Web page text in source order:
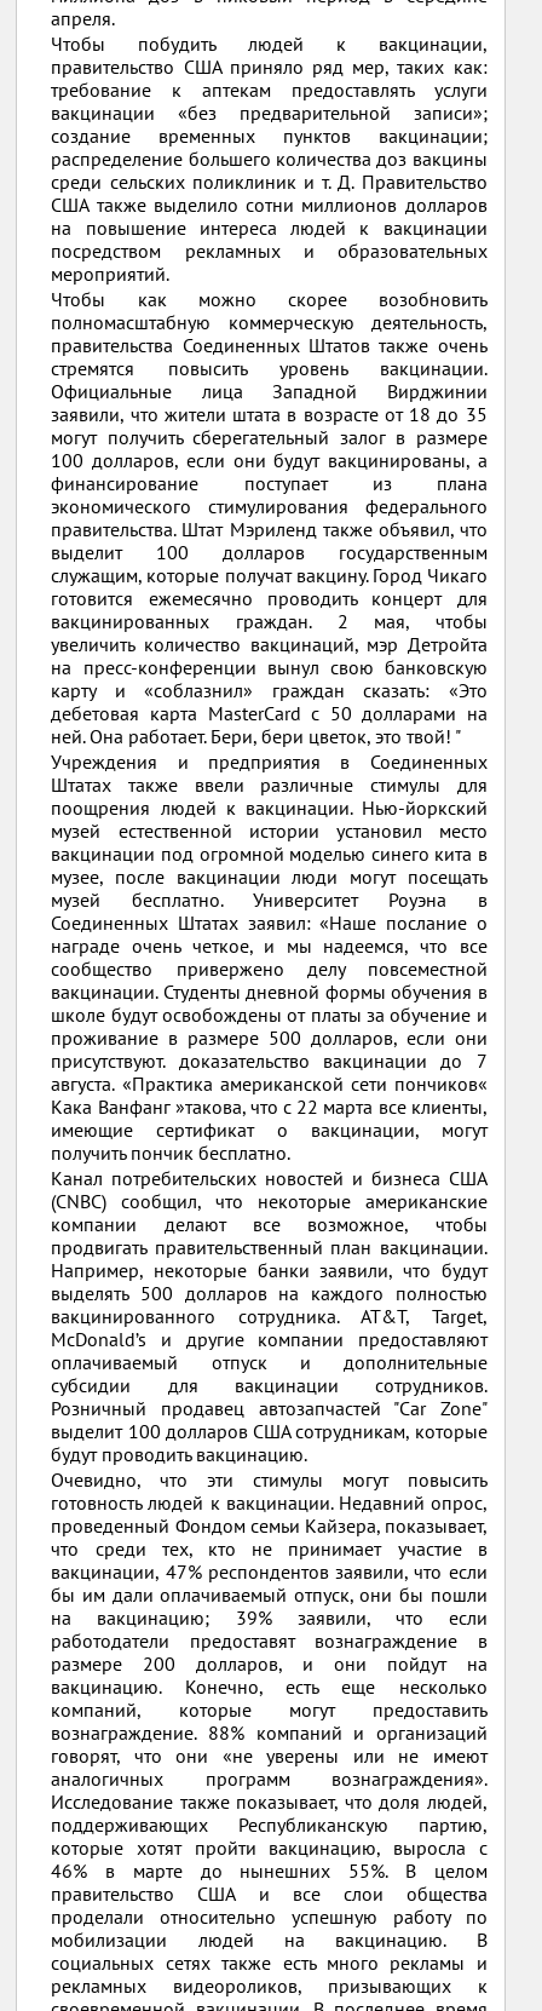
апреля.
Чтобы побудить людей к вакцинации,
правительство США приняло ряд мер, таких как:
требование к аптекам предоставлять услуги
вакцинации «без предварительной записи»;
создание временных пунктов вакцинации;
распределение большего количества доз вакцины
среди сельских поликлиник и т. Д. Правительство
США также выделило сотни миллионов долларов
на повышение интереса людей к вакцинации
посредством рекламных и образовательных
мероприятий.
Чтобы как можно скорее возобновить
полномасштабную коммерческую деятельность,
правительства Соединенных Штатов также очень
стремятся повысить уровень вакцинации.
Официальные лица Западной Вирджинии
заявили, что жители штата в возрасте от 18 до 35
могут получить сберегательный залог в размере
100 долларов, если они будут вакцинированы, а
финансирование поступает из плана
экономического стимулирования федерального
правительства. Штат Мэриленд также объявил, что
выделит 100 долларов государственным
служащим, которые получат вакцину. Город Чикаго
готовится ежемесячно проводить концерт для
вакцинированных граждан. 2 мая, чтобы
увеличить количество вакцинаций, мэр Детройта
на пресс-конференции вынул свою банковскую
карту и «соблазнил» граждан сказать: «Это
дебетовая карта MasterCard с 50 долларами на
ней. Она работает. Бери, бери цветок, это твой! "
Учреждения и предприятия в Соединенных
Штатах также ввели различные стимулы для
поощрения людей к вакцинации. Нью-йоркский
музей естественной истории установил место
вакцинации под огромной моделью синего кита в
музее, после вакцинации люди могут посещать
музей бесплатно. Университет Роуэна в
Соединенных Штатах заявил: «Наше послание о
награде очень четкое, и мы надеемся, что все
сообщество привержено делу повсеместной
вакцинации. Студенты дневной формы обучения в
школе будут освобождены от платы за обучение и
проживание в размере 500 долларов, если они
присутствуют. доказательство вакцинации до 7
августа. «Практика американской сети пончиков«
Кака Ванфанг »такова, что с 22 марта все клиенты,
имеющие сертификат о вакцинации, могут
получить пончик бесплатно.
Канал потребительских новостей и бизнеса США
(CNBC) сообщил, что некоторые американские
компании делают все возможное, чтобы
продвигать правительственный план вакцинации.
Например, некоторые банки заявили, что будут
выделять 500 долларов на каждого полностью
вакцинированного сотрудника. AT&T, Target,
McDonald’s и другие компании предоставляют
оплачиваемый отпуск и дополнительные
субсидии для вакцинации сотрудников.
Розничный продавец автозапчастей "Car Zone"
выделит 100 долларов США сотрудникам, которые
будут проводить вакцинацию.
Очевидно, что эти стимулы могут повысить
готовность людей к вакцинации. Недавний опрос,
проведенный Фондом семьи Кайзера, показывает,
что среди тех, кто не принимает участие в
вакцинации, 47% респондентов заявили, что если
бы им дали оплачиваемый отпуск, они бы пошли
на вакцинацию; 39% заявили, что если
работодатели предоставят вознаграждение в
размере 200 долларов, и они пойдут на
вакцинацию. Конечно, есть еще несколько
компаний, которые могут предоставить
вознаграждение. 88% компаний и организаций
говорят, что они «не уверены или не имеют
аналогичных программ вознаграждения».
Исследование также показывает, что доля людей,
поддерживающих Республиканскую партию,
которые хотят пройти вакцинацию, выросла с
46% в марте до нынешних 55%. В целом
правительство США и все слои общества
проделали относительно успешную работу по
мобилизации людей на вакцинацию. В
социальных сетях также есть много рекламы и
рекламных видеороликов, призывающих к